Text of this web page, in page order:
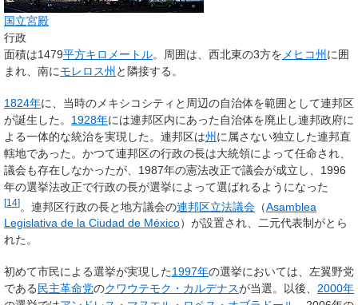
国立宮殿
行政
面積は1479平方キロメートル。周囲は、西北東の3方を メヒコ州 に囲
まれ、南にモレロス州 と隣接する。
1824年に、当時のメキシコシティと周辺の自治体を範囲として連邦区
が誕生した。 1928年には連邦区内にあった自治体を廃止し連邦政府に
よる一体的な統治を実現した。連邦区は州 に属さない独立した連邦直
轄地であった。かつて連邦区の行政の長は大統領によって任命され、
議会も存在しなかったが、1987年の憲法改正で議会が成立し、1996
年の選挙法改正で行政の長が選挙によって選ばれるようになった
[14]。連邦区行政の長と地方議会の連邦区立法議会 （Asamblea
Legislativa de la Ciudad de México）が設置され、二元代表制がとら
れた。
初めて市民による選挙が実現した1997年の選挙においては、左翼野党
である 民主革命党のクワウテモク・カルデナスが当選。以後、 2000年